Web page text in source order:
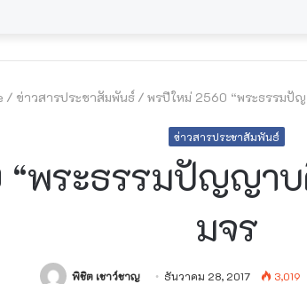
/ ข่าวสารประชาสัมพันธ์ / พรปีใหม่ 2560 “พระธรรมปั
ข่าวสารประชาสัมพันธ์
พระธรรมปัญญาบ
มจร
พิชิต เชาว์ชาญ ธันวาคม 28, 2017 3,019